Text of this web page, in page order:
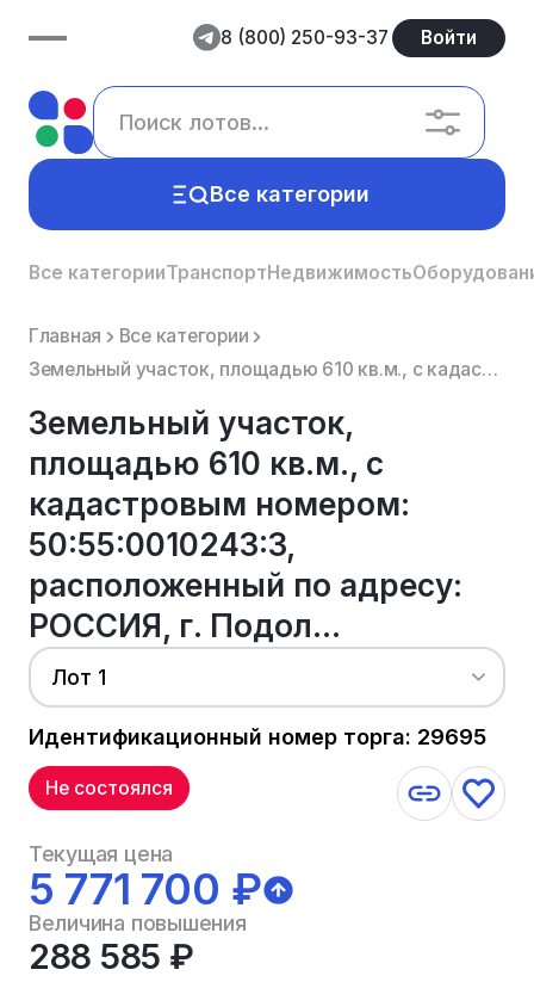
8 (800) 250-93-37 Войти
Все категории
Все категорииТранспортНедвижимость
Главная
Все категории
Земельный участок, площадью 610 кв.м., с кадастровым номером: 50:55:0010243:3, расположенный по адре...
Земельный участок,
площадью 610 кв.м., с
кадастровым номером:
50:55:0010243:3,
расположенный по адресу:
РОССИЯ, г. Подол...
Лот 1
Идентификационный номер торга: 29695
Не состоялся
Текущая цена
5 771 700 ₽
Величина повышения
288 585 ₽